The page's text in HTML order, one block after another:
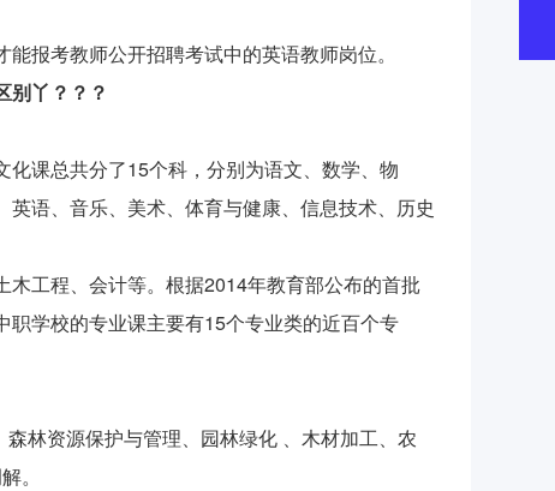
报考教师公开招聘考试中的英语教师岗位。
别丫？？？
课总共分了15个科，分别为语文、数学、物
语、音乐、美术、体育与健康、信息技术、历史
工程、会计等。根据2014年教育部公布的首批
职学校的专业课主要有15个专业类的近百个专
林资源保护与管理、园林绿化 、木材加工、农
。